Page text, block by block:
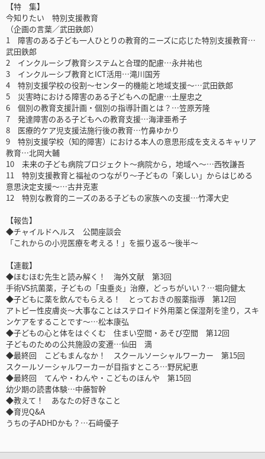
【特 集】
今知りたい 特別支援教育
（企画の言葉／武田鉄郎）
1 障害のある子ども一人ひとりの教育的ニーズに応じた特別支援教育…
武田鉄郎
2 インクルーシブ教育システムと合理的配慮…永井祐也
3 インクルーシブ教育とICT活用…滝川国芳
4 特別支援学校の役割～センター的機能と地域支援～…武田鉄郎
5 災害時における障害のある子どもへの配慮…土屋忠之
6 個別の教育支援計画・個別の指導計画とは？…笠原芳隆
7 発達障害のある子どもへの教育支援…海津亜希子
8 医療的ケア児支援法施行後の教育…竹鼻ゆかり
9 特別支援学校（知的障害）における本人の意思形成を支えるキャリア
教育…北岡大輔
10 未来の子ども病院プロジェクト～病院から，地域へ～…西牧謙吾
11 特別支援教育と福祉のつながり～子どもの「楽しい」からはじめる
意思決定支援～…古井克憲
12 特別な教育的ニーズのある子どもの家族への支援…竹澤大史
【報告】
◆チャイルドヘルス 公開座談会
「これからの小児医療を考える！」を振り返る～後半～
【連載】
◆ほむほむ先生と読み解く！ 海外文献 第3回
手術VS抗菌薬，子どもの「虫垂炎」治療，どっちがいい？…堀向健太
◆子どもに薬を飲んでもらえる！ とっておきの服薬指導 第12回
アトピー性皮膚炎～大事なことはステロイド外用薬と保湿剤を塗り，スキ
ンケアをすることです～…松本康弘
◆子どもの心と体をはぐくむ 住まい空間・あそび空間 第12回
子どものための公共施設の変遷…仙田 満
◆最終回 こどもまんなか！ スクールソーシャルワーカー 第15回
スクールソーシャルワーカーが目指すところ…野尻紀恵
◆最終回 てんや・わんや・こどものほんや 第15回
幼少期の読書体験…中藤智幹
◆教えて！ あなたの好きなこと
◆育児Q&A
うちの子ADHDかも？…石﨑優子